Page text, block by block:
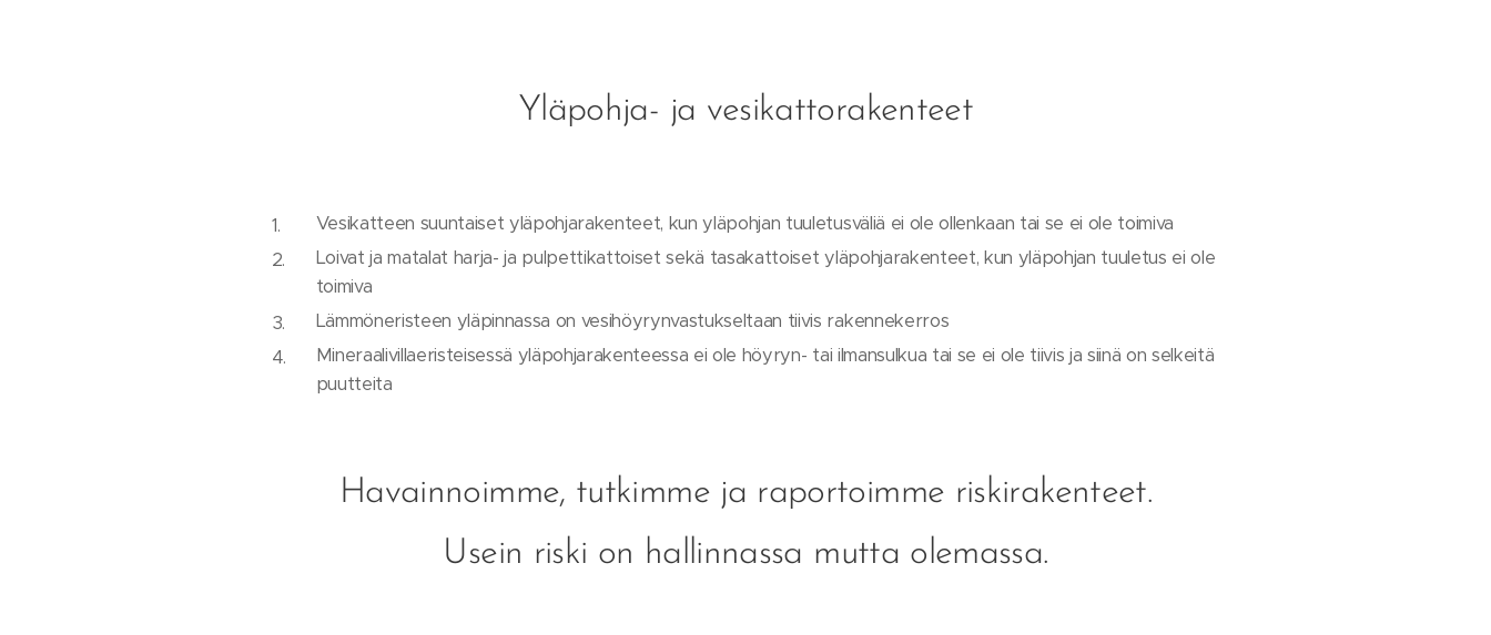
Yläpohja- ja vesikattorakenteet
Vesikatteen suuntaiset yläpohjarakenteet, kun yläpohjan tuuletusväliä ei ole ollenkaan tai se ei ole toimiva
Loivat ja matalat harja- ja pulpettikattoiset sekä tasakattoiset yläpohjarakenteet, kun yläpohjan tuuletus ei ole
toimiva
Lämmöneristeen yläpinnassa on vesihöyrynvastukseltaan tiivis rakennekerros
Mineraalivillaeristeisessä yläpohjarakenteessa ei ole höyryn- tai ilmansulkua tai se ei ole tiivis ja siinä on selkeitä
puutteita
Havainnoimme, tutkimme ja raportoimme riskirakenteet.
Usein riski on hallinnassa mutta olemassa.